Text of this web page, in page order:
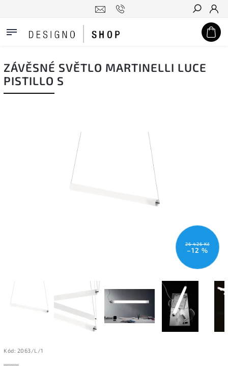
Hledat
ZÁVĚSNÉ SVĚTLO MARTINELLI LUCE
PISTILLO S
26 426 Kč
–12 %
Kód: 2063/L/1